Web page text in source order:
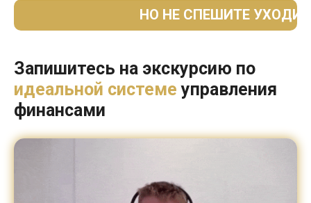
НО НЕ СПЕШИТЕ
Запишитесь на экскурсию по
идеальной системеуправления
финансами